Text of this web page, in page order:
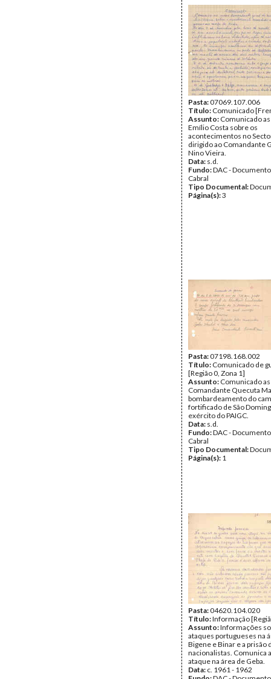
Pasta:07069.107.006
Título: Comunicado
Assunto: Comunicado
Emílio Costa sobre os
acontecimentos no
dirigido ao Comandante
Nino Vieira.
Data: s.d.
Fundo:DAC -
Cabral
Tipo Documental:
Página(s):3
Pasta:07198.168.002
Título: Comunicado de
[Região 0, Zona 1]
Assunto: Comunicado
Comandante Quecuta
bombardeamento do
fortificado de São
exército do PAIGC.
Data: s.d.
Fundo:DAC -
Cabral
Tipo Documental:
Página(s): 1
Pasta:04620.104.020
Título:Informação
Assunto:Informações
ataques portugueses na
Bigene e Binar e a prisão
nacionalistas. Comunica
ataque na área de Geba.
Data: c. 1961 - 1962